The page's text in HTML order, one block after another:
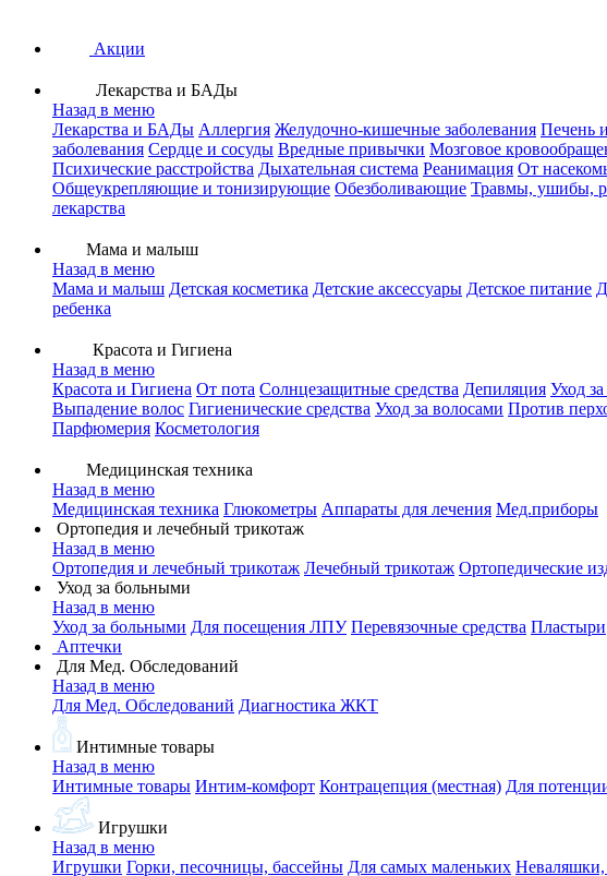
Акции
Лекарства и БАДы
Назад в меню
Лекарства и БАДы Аллергия Желудочно-кишечные заболевания Печень
заболевания Сердце и сосуды Вредные привычки Мозговое
Психические расстройства Дыхательная система Реанимация От
Общеукрепляющие и тонизирующие Обезболивающие Травмы, ушибы,
лекарства
Мама и малыш
Назад в меню
Мама и малыш Детская косметика Детские аксессуары Детское питание
ребенка
Красота и Гигиена
Назад в меню
Красота и Гигиена От пота Солнцезащитные средства Депиляция Уход
Выпадение волос Гигиенические средства Уход за волосами Против
Парфюмерия Косметология
Медицинская техника
Назад в меню
Медицинская техника Глюкометры Аппараты для лечения Мед.приборы
Ортопедия и лечебный трикотаж
Назад в меню
Ортопедия и лечебный трикотаж Лечебный трикотаж Ортопедические
Уход за больными
Назад в меню
Уход за больными Для посещения ЛПУ Перевязочные средства Пластыри
Аптечки
Для Мед. Обследований
Назад в меню
Для Мед. Обследований Диагностика ЖКТ
Интимные товары
Назад в меню
Интимные товары Интим-комфорт Контрацепция (местная) Для
Игрушки
Назад в меню
Игрушки Горки, песочницы, бассейны Для самых маленьких